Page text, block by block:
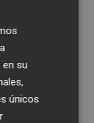
del transporte
Manga con
en agosto:
entrega de
en su
únicos